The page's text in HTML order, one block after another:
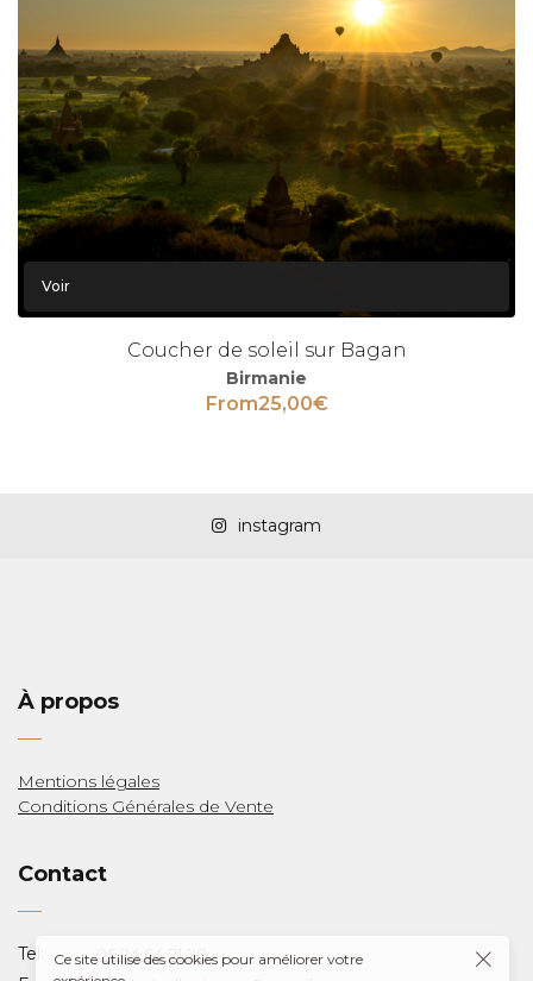
Voir
Coucher de soleil sur Bagan
Birmanie
From25,00€
instagram
À propos
Mentions légales
Conditions Générales de Vente
Contact
Tel:
06.24.64.21.28
Ce site utilise des cookies pour améliorer votre